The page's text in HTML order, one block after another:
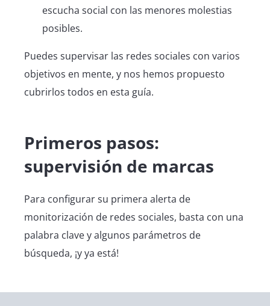
escucha social con las menores molestias
posibles.
Puedes supervisar las redes sociales con varios
objetivos en mente, y nos hemos propuesto
cubrirlos todos en esta guía.
Primeros pasos:
supervisión de marcas
Para configurar su primera alerta de
monitorización de redes sociales, basta con una
palabra clave y algunos parámetros de
búsqueda, ¡y ya está!